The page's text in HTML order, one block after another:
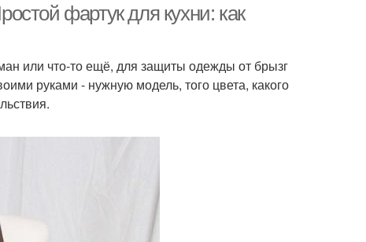
фартук для кухни: как
или что-то ещё, для защиты одежды от брызг
руками - нужную модель, того цвета, какого